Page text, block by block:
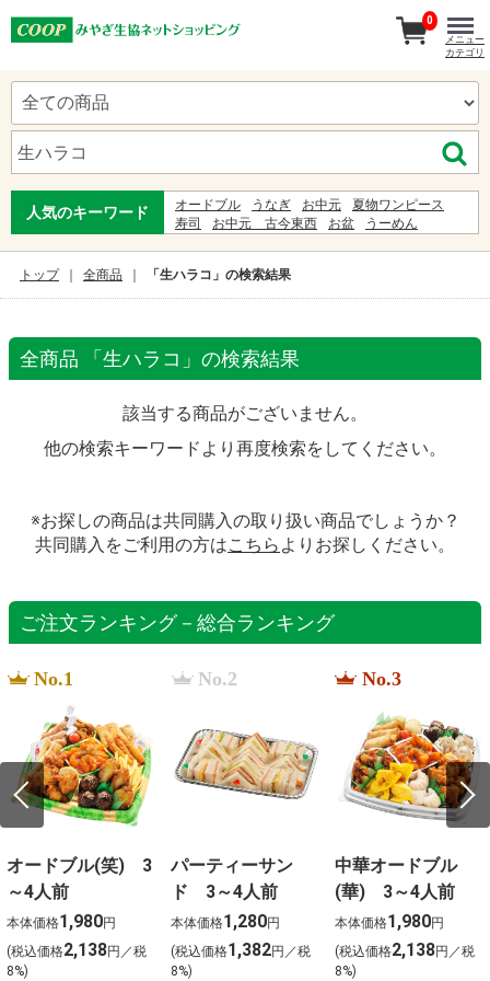
人気のキーワード オードブル うなぎ お中元
夏物ワンピース
寿司
お中元 古今東西 お盆
うーめん
ジュース
弁当
0
メニュー
カテゴリ
トップ 全商品 「生ハラコ」の検索結果
全商品 「生ハラコ」の検索結果
該当する商品がございません。
他の検索キーワードより再度検索をしてください。
※お探しの商品は共同購入の取り扱い商品でしょうか？
共同購入をご利用の方はこちら よりお探しください。
ご注文ランキング－総合ランキング
No.1
オードブル(笑) 3
～4人前
本体価格1,980円
(税込価格2,138円／税
8%)
No.2
パーティーサン
ド 3～4人前
本体価格1,280円
(税込価格1,382円／税
8%)
No.3
中華オードブル
(華) 3～4人前
本体価格1,980円
(税込価格2,138円／税
8%)